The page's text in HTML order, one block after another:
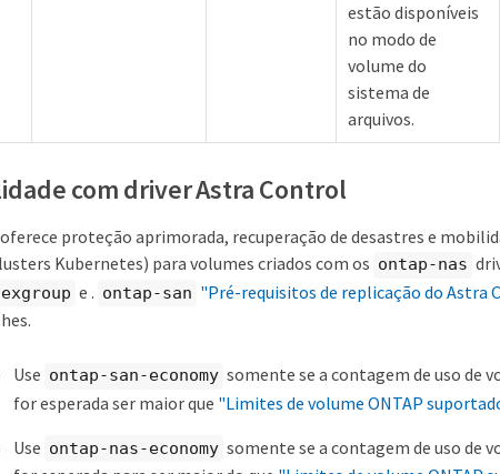
estão disponíveis
no modo de
volume do
sistema de
arquivos.
com driver Astra Control
proteção aprimorada, recuperação de desastres e
Kubernetes) para volumes criados com os ontap-nas
e . ontap-san "Pré-requisitos de replicação do Astra
Use ontap-san-economy somente se a contagem de uso de
for esperada ser maior que "Limites de volume ONTAP
Use ontap-nas-economy somente se a contagem de uso de